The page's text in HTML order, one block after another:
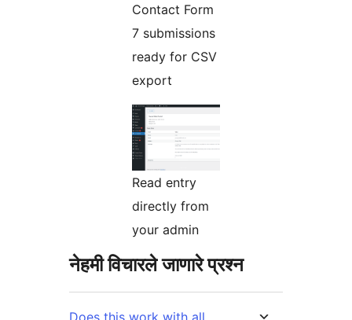
Contact Form
7 submissions
ready for CSV
export
Read entry
directly from
your admin
नेहमी विचारले जाणारे प्रश्न
Does this work with all